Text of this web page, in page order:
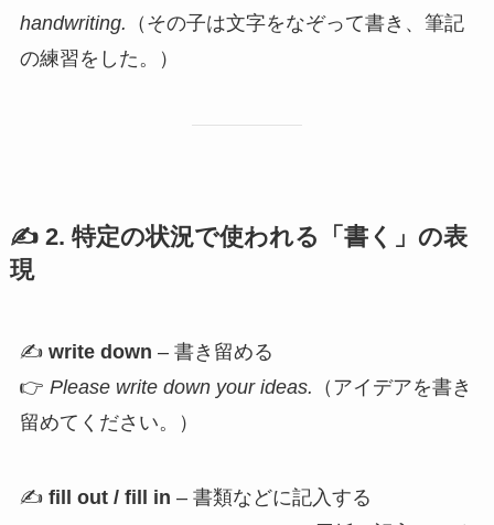
handwriting. （その子は文字をなぞって書き、筆記
の練習をした。）
✍️ 2. 特定の状況で使われる「書く」の表
現
✍️ write down – 書き留める
👉 Please write down your ideas. （アイデアを書き
留めてください。）
✍️ fill out / fill in – 書類などに記入する